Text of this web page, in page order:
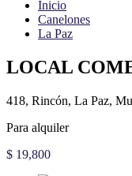
Inicio
Canelones
La Paz
LOCAL
418, Rincón, La Paz,
Para alquiler
$ 19,800